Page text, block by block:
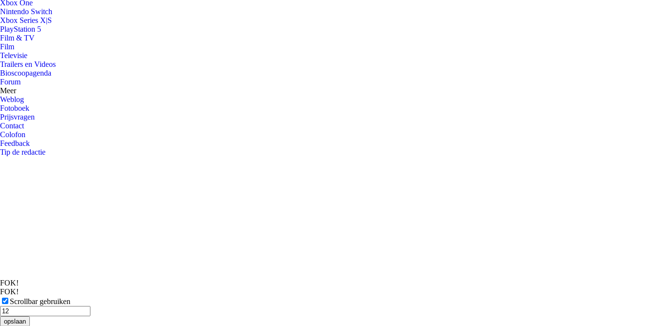
Xbox One
Nintendo Switch
Xbox Series X|S
PlayStation 5
Film & TV
Film
Televisie
Trailers en Videos
Bioscoopagenda
Forum
Meer
Weblog
Fotoboek
Prijsvragen
Contact
Colofon
Feedback
Tip de redactie
FOK!
FOK!
Scrollbar gebruiken
opslaan